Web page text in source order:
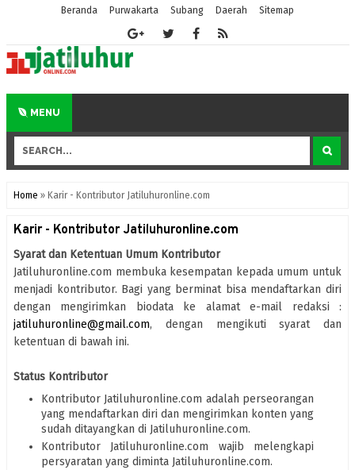
Beranda Purwakarta Subang Daerah Sitemap
MENU
Home » Karir - Kontributor Jatiluhuronline.com
Karir - Kontributor Jatiluhuronline.com
Syarat dan Ketentuan Umum Kontributor
Jatiluhuronline.com membuka kesempatan kepada umum untuk
menjadi kontributor. Bagi yang berminat bisa mendaftarkan diri
dengan mengirimkan biodata ke alamat e-mail redaksi :
jatiluhuronline@gmail.com, dengan mengikuti syarat dan
ketentuan di bawah ini.
Status Kontributor
Kontributor Jatiluhuronline.com adalah perseorangan
yang mendaftarkan diri dan mengirimkan konten yang
sudah ditayangkan di Jatiluhuronline.com.
Kontributor Jatiluhuronline.com wajib melengkapi
persyaratan yang diminta Jatiluhuronline.com.